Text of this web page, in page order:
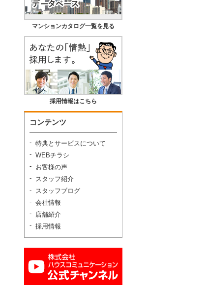
マンションカタログ一覧を見る
採用情報はこちら
コンテンツ
特典とサービスについて
WEBチラシ
お客様の声
スタッフ紹介
スタッフブログ
会社情報
店舗紹介
採用情報